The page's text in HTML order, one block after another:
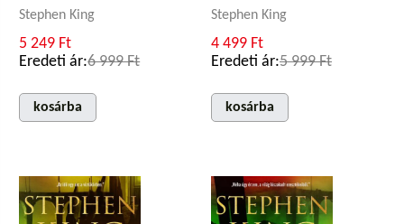
Stephen King
5 249 Ft
Eredeti ár:6 999 Ft
kosárba
Stephen King
4 499 Ft
Eredeti ár:5 999 Ft
kosárba